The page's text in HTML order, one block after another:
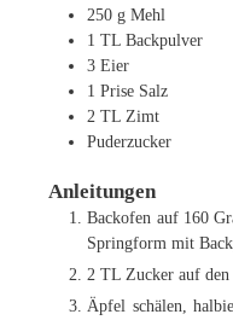
250 g Mehl
1 TL Backpulver
3 Eier
1 Prise Salz
2 TL Zimt
Puderzucker
Anleitungen
Backofen auf 160
Springform mit
2 TL Zucker auf
Äpfel schälen,